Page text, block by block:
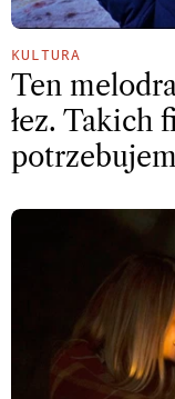
KULTURA
Ten
łez. Takich